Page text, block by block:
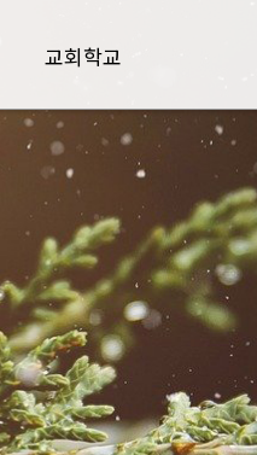
교회학교